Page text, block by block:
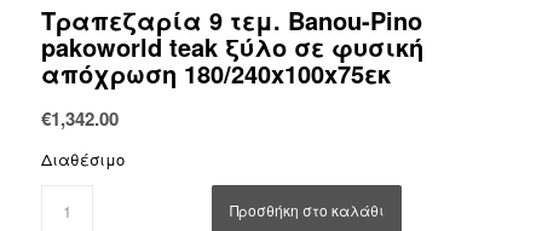
Τραπεζαρία 9 τεμ. Banou-Pino
pakoworld teak ξύλο σε φυσική
απόχρωση 180/240x100x75εκ
€1,342.00
Διαθέσιμο
Προσθήκη στο καλάθι